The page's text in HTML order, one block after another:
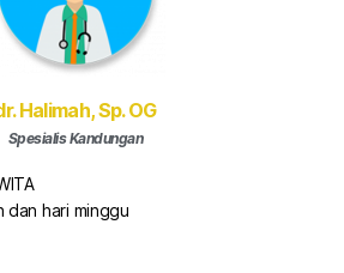
Halimah, Sp. OG
Spesialis Kandungan
dan hari minggu